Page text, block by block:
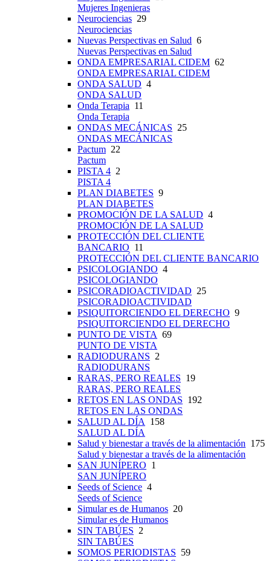
Mujeres Ingenieras
Neurociencias 29
Neurociencias
Nuevas Perspectivas en Salud 6
Nuevas Perspectivas en Salud
ONDA EMPRESARIAL CIDEM 62
ONDA EMPRESARIAL CIDEM
ONDA SALUD 4
ONDA SALUD
Onda Terapia 11
Onda Terapia
ONDAS MECÁNICAS 25
ONDAS MECÁNICAS
Pactum 22
Pactum
PISTA 4 2
PISTA 4
PLAN DIABETES 9
PLAN DIABETES
PROMOCIÓN DE LA SALUD 4
PROMOCIÓN DE LA SALUD
PROTECCIÓN DEL CLIENTE
BANCARIO 11
PROTECCIÓN DEL CLIENTE BANCARIO
PSICOLOGIANDO 4
PSICOLOGIANDO
PSICORADIOACTIVIDAD 25
PSICORADIOACTIVIDAD
PSIQUITORCIENDO EL DERECHO 9
PSIQUITORCIENDO EL DERECHO
PUNTO DE VISTA 69
PUNTO DE VISTA
RADIODURANS 2
RADIODURANS
RARAS, PERO REALES 19
RARAS, PERO REALES
RETOS EN LAS ONDAS 192
RETOS EN LAS ONDAS
SALUD AL DÍA
158
SALUD AL DÍA
Salud y bienestar a través de la alimentación 175
Salud y bienestar a través de la alimentación
SAN JUNÍPERO 1
SAN JUNÍPERO
Seeds of Science 4
Seeds of Science
Simular es de Humanos 20
Simular es de Humanos
SIN TABÚES 2
SIN TABÚES
SOMOS PERIODISTAS 59